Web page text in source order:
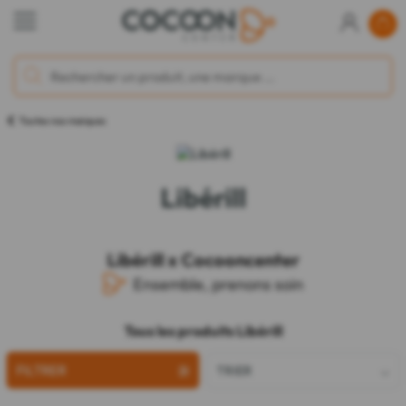
Toutes nos marques
Libérill
Libérill x Cocooncenter
Ensemble, prenons soin
Tous les produits Libérill
FILTRER